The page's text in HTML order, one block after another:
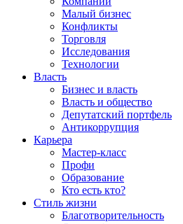
Малый бизнес
Конфликты
Торговля
Исследования
Технологии
Власть
Бизнес и власть
Власть и общество
Депутатский портфель
Антикоррупция
Карьера
Мастер-класс
Профи
Образование
Кто есть кто?
Стиль жизни
Благотворительность